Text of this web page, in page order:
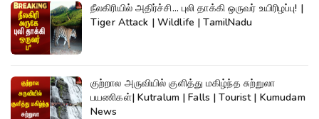
நீலகிரியில் அதிர்ச்சி... புலி தாக்கி ஒருவர் உயிரிழப்பு! |
Tiger Attack | Wildlife | TamilNadu
குற்றால அருவியில் குளித்து மகிழ்ந்த சுற்றுலா
பயணிகள்| Kutralum | Falls | Tourist | Kumudam
News